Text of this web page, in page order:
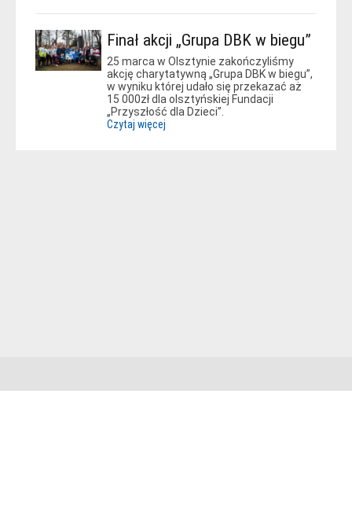
Finał akcji „Grupa DBK w biegu”
25 marca w Olsztynie zakończyliśmy
akcję charytatywną „Grupa DBK w biegu”,
w wyniku której udało się przekazać aż
15 000zł dla olsztyńskiej Fundacji
„Przyszłość dla Dzieci”.
Czytaj więcej